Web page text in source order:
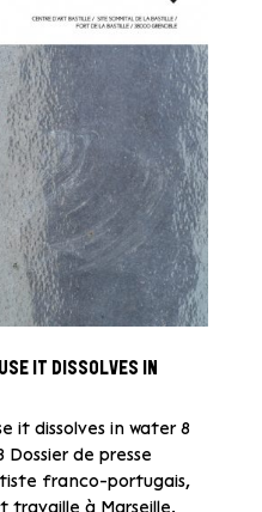
IT DISSOLVES IN
it dissolves in water 8
de presse
franco-portugais,